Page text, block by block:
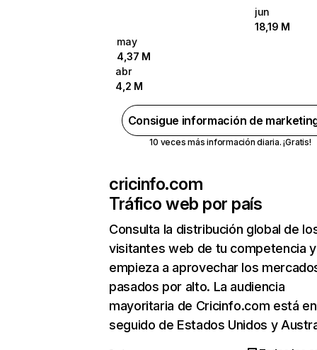
jun
18,19 M
may
4,37 M
abr
4,2 M
Consigue información de
10 veces más información diaria. ¡Gratis!
cricinfo.com
Tráfico web por país
Consulta la distribución global de
visitantes web de tu competencia y
empieza a aprovechar los
pasados por alto. La audiencia
mayoritaria de Cricinfo.com está
seguido de Estados Unidos y